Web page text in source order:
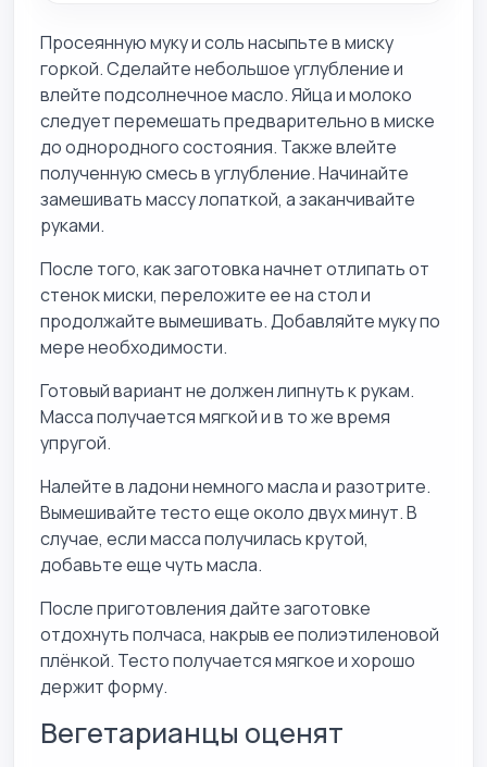
Просеянную муку и соль насыпьте в миску
горкой. Сделайте небольшое углубление и
влейте подсолнечное масло. Яйца и молоко
следует перемешать предварительно в миске
до однородного состояния. Также влейте
полученную смесь в углубление. Начинайте
замешивать массу лопаткой, а заканчивайте
руками.
После того, как заготовка начнет отлипать от
стенок миски, переложите ее на стол и
продолжайте вымешивать. Добавляйте муку по
мере необходимости.
Готовый вариант не должен липнуть к рукам.
Масса получается мягкой и в то же время
упругой.
Налейте в ладони немного масла и разотрите.
Вымешивайте тесто еще около двух минут. В
случае, если масса получилась крутой,
добавьте еще чуть масла.
После приготовления дайте заготовке
отдохнуть полчаса, накрыв ее полиэтиленовой
плёнкой. Тесто получается мягкое и хорошо
держит форму.
Вегетарианцы оценят